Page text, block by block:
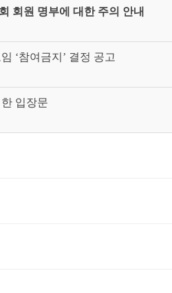
회원 명부에 대한 주의 안내
‘참여금지’ 결정 공고
입장문